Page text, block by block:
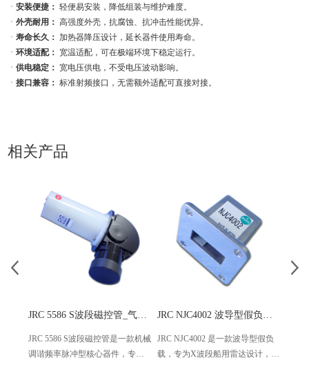
ㆍ安装便捷： 轻便易安装，降低组装与维护难度。
ㆍ外壳耐用： 高强度外壳，抗腐蚀、抗冲击性能优异。
ㆍ寿命长久： 加热器降压设计，延长器件使用寿命。
ㆍ环境适配： 宽温适配，可在极端环境下稳定运行。
ㆍ供电稳定： 宽电压供电，不受电压波动影响。
ㆍ接口兼容： 标准射频接口，无需额外适配可直接对接。
相关产品
JRC 5586 S波段磁控管_气象/空管雷达专用
JRC 5586 S波段磁控管是一款机械
调谐频率脉冲型核心器件，专为
JRC NJC4002 波导型假负载 船用X波段雷达专用
JRC NJC4002 是一款波导型假负
载，专为X波段船用雷达设计，核